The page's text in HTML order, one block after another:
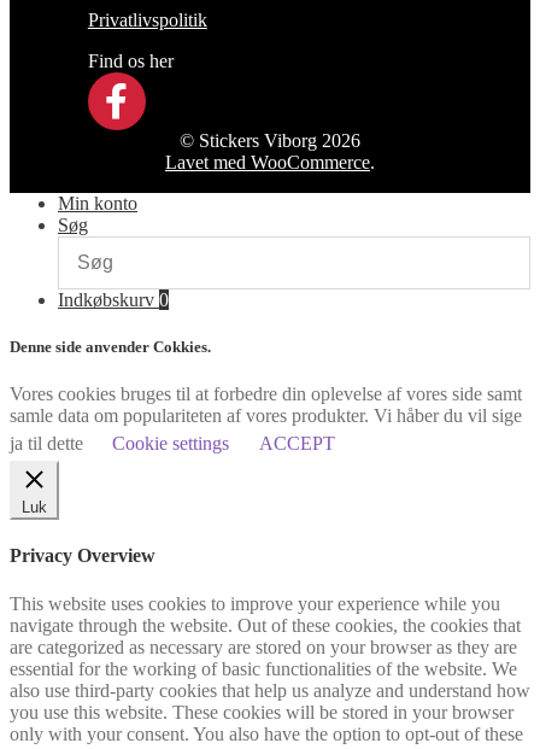
Privatlivspolitik
Find os her
© Stickers Viborg 2026
Lavet med WooCommerce.
Min konto
Søg
Indkøbskurv 0
Denne side anvender Cokkies.
Vores cookies bruges til at forbedre din oplevelse af vores side samt
samle data om populariteten af vores produkter. Vi håber du vil sige
ja til dette
Cookie settings ACCEPT
Luk
Privacy Overview
This website uses cookies to improve your experience while you
navigate through the website. Out of these cookies, the cookies that
are categorized as necessary are stored on your browser as they are
essential for the working of basic functionalities of the website. We
also use third-party cookies that help us analyze and understand how
you use this website. These cookies will be stored in your browser
only with your consent. You also have the option to opt-out of these